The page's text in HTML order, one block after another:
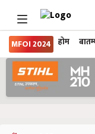
MFOI 2024 होम